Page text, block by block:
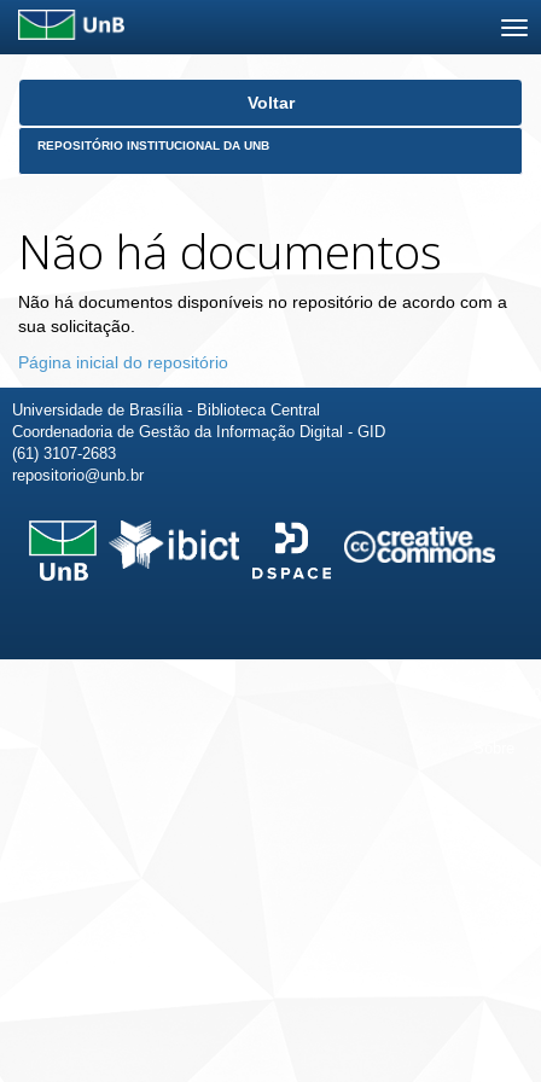
Skip
Voltar
REPOSITÓRIO INSTITUCIONAL DA UNB
Não há documentos
Não há documentos disponíveis no repositório de acordo com a
sua solicitação.
Página inicial do repositório
Universidade de Brasília - Biblioteca Central
Coordenadoria de Gestão da Informação Digital - GID
(61) 3107-2683
repositorio@unb.br